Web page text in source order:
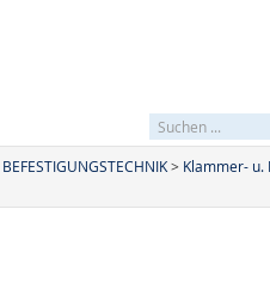
_SEARCHFIELDLBL
fehlend
BEFESTIGUNGSTECHNIK> Klammer- u.